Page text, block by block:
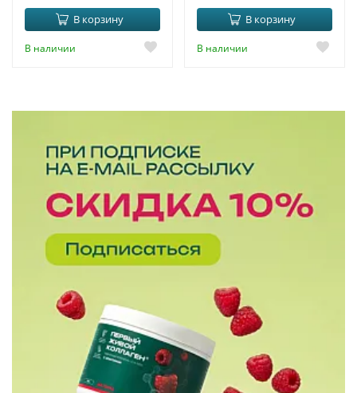
В корзину
В наличии
В корзину
В наличии